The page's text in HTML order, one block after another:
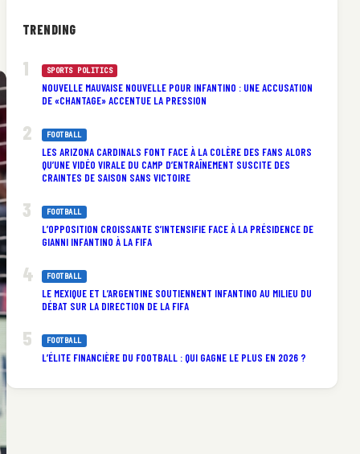
TRENDING
SPORTS POLITICS
NOUVELLE MAUVAISE NOUVELLE POUR INFANTINO : UNE ACCUSATION
DE «CHANTAGE» ACCENTUE LA PRESSION
FOOTBALL
LES ARIZONA CARDINALS FONT FACE À LA COLÈRE DES FANS ALORS
QU’UNE VIDÉO VIRALE DU CAMP D’ENTRAÎNEMENT SUSCITE DES
CRAINTES DE SAISON SANS VICTOIRE
FOOTBALL
L’OPPOSITION CROISSANTE S’INTENSIFIE FACE À LA PRÉSIDENCE DE
GIANNI INFANTINO À LA FIFA
FOOTBALL
LE MEXIQUE ET L’ARGENTINE SOUTIENNENT INFANTINO AU MILIEU DU
DÉBAT SUR LA DIRECTION DE LA FIFA
FOOTBALL
L’ÉLITE FINANCIÈRE DU FOOTBALL : QUI GAGNE LE PLUS EN 2026 ?